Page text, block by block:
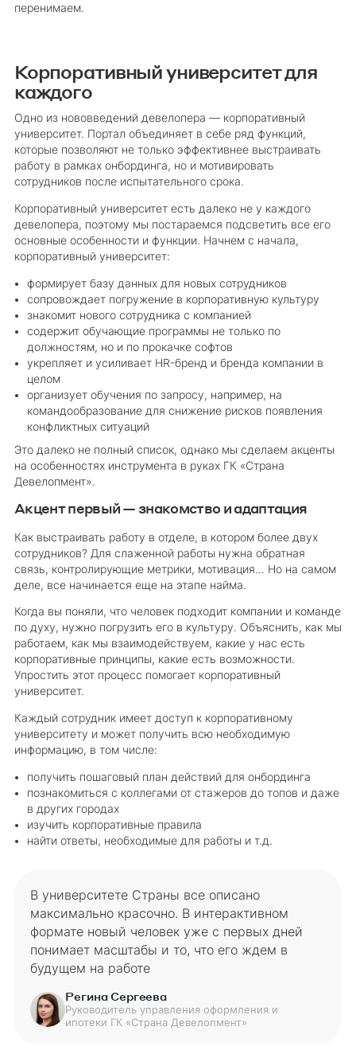
перенимаем.
Корпоративный университет для
каждого
Одно из нововведений девелопера — корпоративный
университет. Портал объединяет в себе ряд функций,
которые позволяют не только эффективнее выстраивать
работу в рамках онбординга, но и мотивировать
сотрудников после испытательного срока.
Корпоративный университет есть далеко не у каждого
девелопера, поэтому мы постараемся подсветить все его
основные особенности и функции. Начнем с начала,
корпоративный университет:
формирует базу данных для новых сотрудников
сопровождает погружение в корпоративную культуру
знакомит нового сотрудника с компанией
содержит обучающие программы не только по
должностям, но и по прокачке софтов
укрепляет и усиливает HR-бренд и бренда компании в
целом
организует обучения по запросу, например, на
командообразование для снижение рисков появления
конфликтных ситуаций
Это далеко не полный список, однако мы сделаем акценты
на особенностях инструмента в руках ГК «Страна
Девелопмент».
Акцент первый — знакомство и адаптация
Как выстраивать работу в отделе, в котором более двух
сотрудников? Для слаженной работы нужна обратная
связь, контролирующие метрики, мотивация… Но на самом
деле, все начинается еще на этапе найма.
Когда вы поняли, что человек подходит компании и команде
по духу, нужно погрузить его в культуру. Объяснить, как мы
работаем, как мы взаимодействуем, какие у нас есть
корпоративные принципы, какие есть возможности.
Упростить этот процесс помогает корпоративный
университет.
Каждый сотрудник имеет доступ к корпоративному
университету и может получить всю необходимую
информацию, в том числе:
получить пошаговый план действий для онбординга
познакомиться с коллегами от стажеров до топов и даже
в других городах
изучить корпоративные правила
найти ответы, необходимые для работы и т.д.
В университете Страны все описано
максимально красочно. В интерактивном
формате новый человек уже с первых дней
понимает масштабы и то, что его ждем в
будущем на работе
Регина Сергеева
Руководитель управления оформления и
ипотеки ГК «Страна Девелопмент»